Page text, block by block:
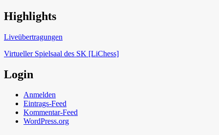
Schach in Lauffen
Highlights
Liveübertragungen
Virtueller Spielsaal des SK [LiChess]
Login
Anmelden
Eintrags-Feed
Kommentar-Feed
WordPress.org